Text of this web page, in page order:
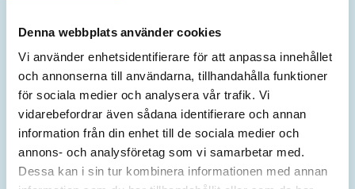
Denna webbplats använder cookies
Vi använder enhetsidentifierare för att anpassa innehållet
och annonserna till användarna, tillhandahålla funktioner
för sociala medier och analysera vår trafik. Vi
vidarebefordrar även sådana identifierare och annan
information från din enhet till de sociala medier och
annons- och analysföretag som vi samarbetar med.
Dessa kan i sin tur kombinera informationen med annan
Biljetter & priser